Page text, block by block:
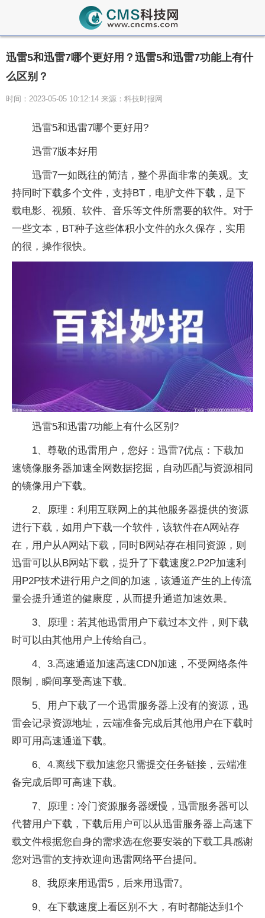
迅雷5和迅雷7哪个更好用？迅雷5和迅雷7功能上有什
么区别？
时间：2023-05-05 10:12:14 来源：科技时报网
迅雷5和迅雷7哪个更好用?
迅雷7版本好用
迅雷7一如既往的简洁，整个界面非常的美观。支
持同时下载多个文件，支持BT，电驴文件下载，是下
载电影、视频、软件、音乐等文件所需要的软件。对于
一些文本，BT种子这些体积小文件的永久保存，实用
的很，操作很快。
迅雷5和迅雷7功能上有什么区别?
1、尊敬的迅雷用户，您好：迅雷7优点：下载加
速镜像服务器加速全网数据挖掘，自动匹配与资源相同
的镜像用户下载。
2、原理：利用互联网上的其他服务器提供的资源
进行下载，如用户下载一个软件，该软件在A网站存
在，用户从A网站下载，同时B网站存在相同资源，则
迅雷可以从B网站下载，提升了下载速度2.P2P加速利
用P2P技术进行用户之间的加速，该通道产生的上传流
量会提升通道的健康度，从而提升通道加速效果。
3、原理：若其他迅雷用户下载过本文件，则下载
时可以由其他用户上传给自己。
4、3.高速通道加速高速CDN加速，不受网络条件
限制，瞬间享受高速下载。
5、用户下载了一个迅雷服务器上没有的资源，迅
雷会记录资源地址，云端准备完成后其他用户在下载时
即可用高速通道下载。
6、4.离线下载加速您只需提交任务链接，云端准
备完成后即可高速下载。
7、原理：冷门资源服务器缓慢，迅雷服务器可以
代替用户下载，下载后用户可以从迅雷服务器上高速下
载文件根据您自身的需求选在您要安装的下载工具感谢
您对迅雷的支持欢迎向迅雷网络平台提问。
8、我原来用迅雷5，后来用迅雷7。
9、在下载速度上看区别不大，有时都能达到1个